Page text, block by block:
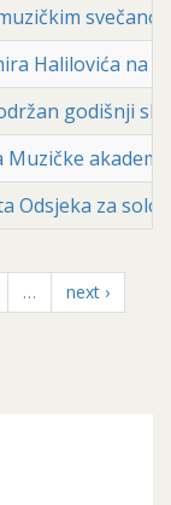
Halilovića na
godišnji
Odsjeka za solo
…
next ›